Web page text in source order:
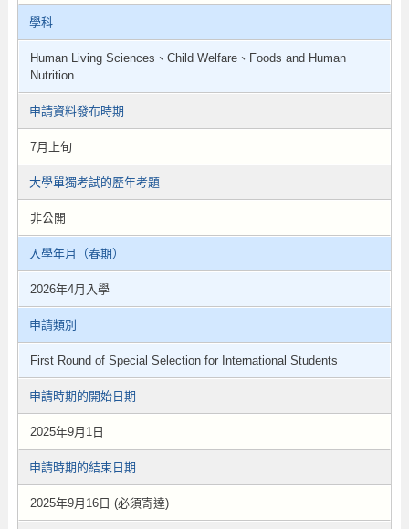
學科
Human Living Sciences、Child Welfare、Foods and Human
Nutrition
申請資料發布時期
7月上旬
大學單獨考試的歷年考題
非公開
入學年月（春期）
2026年4月入學
申請類別
First Round of Special Selection for International Students
申請時期的開始日期
2025年9月1日
申請時期的結束日期
2025年9月16日 (必須寄達)